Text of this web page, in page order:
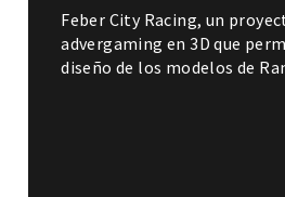
Feber City Racing, un
advergaming en 3D que
diseño de los modelos de